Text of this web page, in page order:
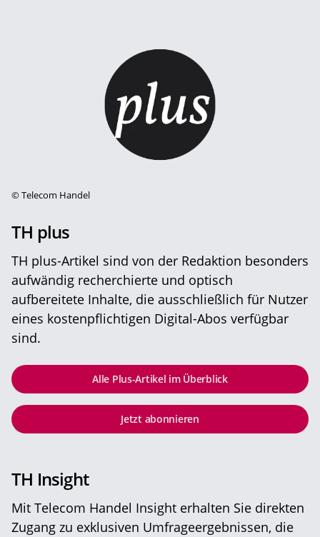
©Telecom Handel
TH plus
TH plus-Artikel sind von der Redaktion besonders
aufwändig recherchierte und optisch
aufbereitete Inhalte, die ausschließlich für Nutzer
eines kostenpflichtigen Digital-Abos verfügbar
sind.
Alle Plus-Artikel im Überblick
Jetzt abonnieren
TH Insight
Mit Telecom Handel Insight erhalten Sie direkten
Zugang zu exklusiven Umfrageergebnissen, die